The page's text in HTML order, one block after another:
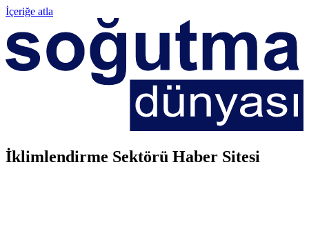
İçeriğe atla
İklimlendirme Sektörü Haber Sitesi